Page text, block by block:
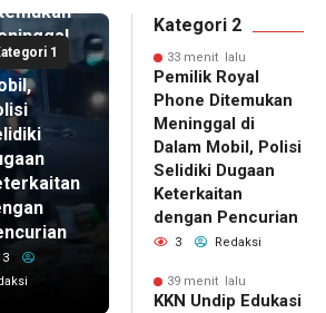
1
Dalam
3
Kategori 2
33 menit lalu
Pemilik Royal
Phone Ditemukan
Meninggal di
Dalam Mobil, Polisi
Selidiki Dugaan
Keterkaitan
dengan Pencurian
3 Redaksi
39 menit lalu
KKN Undip Edukasi